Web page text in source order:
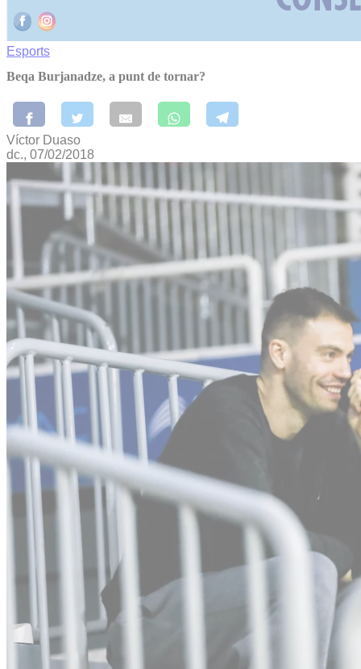
Esports
Beqa Burjanadze, a punt de tornar?
Víctor Duaso
dc., 07/02/2018